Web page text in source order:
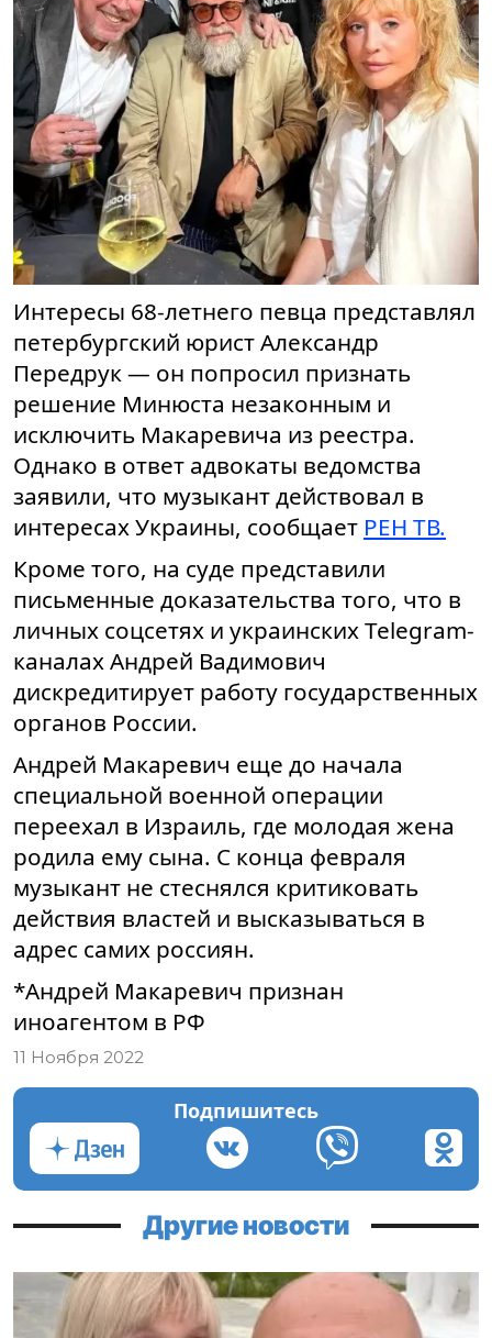
Интересы 68-летнего певца представлял
петербургский юрист Александр
Передрук — он попросил признать
решение Минюста незаконным и
исключить Макаревича из реестра.
Однако в ответ адвокаты ведомства
заявили, что музыкант действовал в
интересах Украины, сообщает РЕН ТВ.
Кроме того, на суде представили
письменные доказательства того, что в
личных соцсетях и украинских Telegram-
каналах Андрей Вадимович
дискредитирует работу государственных
органов России.
Андрей Макаревич еще до начала
специальной военной операции
переехал в Израиль, где молодая жена
родила ему сына. С конца февраля
музыкант не стеснялся критиковать
действия властей и высказываться в
адрес самих россиян.
*Андрей Макаревич признан
иноагентом в РФ
11 Ноября 2022
Подпишитесь
Другие новости